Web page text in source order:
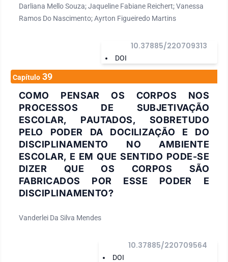
Darliana Mello Souza; Jaqueline Fabiane Reichert; Vanessa
Ramos Do Nascimento; Ayrton Figueiredo Martins
DOI
10.37885/220709313
Capítulo 39
COMO PENSAR OS CORPOS NOS
PROCESSOS DE SUBJETIVAÇÃO
ESCOLAR, PAUTADOS, SOBRETUDO
PELO PODER DA DOCILIZAÇÃO E DO
DISCIPLINAMENTO NO AMBIENTE
ESCOLAR, E EM QUE SENTIDO PODE-SE
DIZER QUE OS CORPOS SÃO
FABRICADOS POR ESSE PODER E
DISCIPLINAMENTO?
Vanderlei Da Silva Mendes
DOI
10.37885/220709564